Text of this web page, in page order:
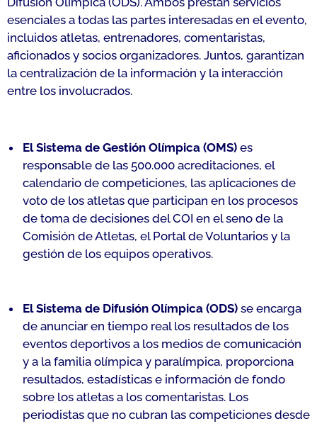
esenciales a todas las partes interesadas en el evento,
incluidos atletas, entrenadores, comentaristas,
aficionados y socios organizadores. Juntos, garantizan
la centralización de la información y la interacción
entre los involucrados.
El Sistema de Gestión Olímpica (OMS) es
responsable de las 500.000 acreditaciones, el
calendario de competiciones, las aplicaciones de
voto de los atletas que participan en los procesos
de toma de decisiones del COI en el seno de la
Comisión de Atletas, el Portal de Voluntarios y la
gestión de los equipos operativos.
El Sistema de Difusión Olímpica (ODS) se encarga
de anunciar en tiempo real los resultados de los
eventos deportivos a los medios de comunicación
y a la familia olímpica y paralímpica, proporciona
resultados, estadísticas e información de fondo
sobre los atletas a los comentaristas. Los
periodistas que no cubran las competiciones desde